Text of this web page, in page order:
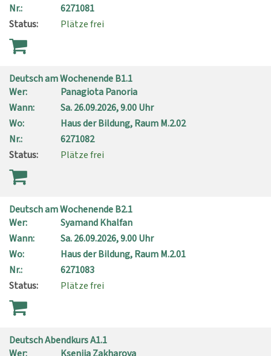
Nr.:
6271081
Status:
Plätze frei
Deutsch am Wochenende B1.1
Wer:
Panagiota Panoria
Wann:
Sa.26.09.2026, 9.00 Uhr
Wo:
Haus der Bildung, Raum M.2.02
Nr.:
6271082
Status:
Plätze frei
Deutsch am Wochenende B2.1
Wer:
Syamand Khalfan
Wann:
Sa.26.09.2026, 9.00 Uhr
Wo:
Haus der Bildung, Raum M.2.01
Nr.:
6271083
Status:
Plätze frei
Deutsch Abendkurs A1.1